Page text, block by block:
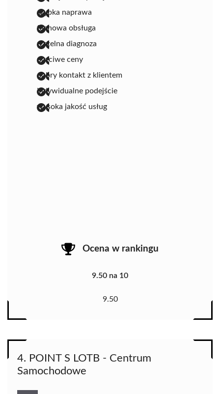
szybka naprawa
fachowa obsługa
rzetelna diagnoza
uczciwe ceny
dobry kontakt z klientem
indywidualne podejście
wysoka jakość usług
Ocena w rankingu
9.50 na 10
9.50
4. POINT S LOTB - Centrum
Samochodowe